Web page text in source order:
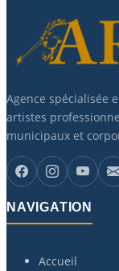
Agence spécialisée
artistes
municipaux et
NAVIGATION
Accueil